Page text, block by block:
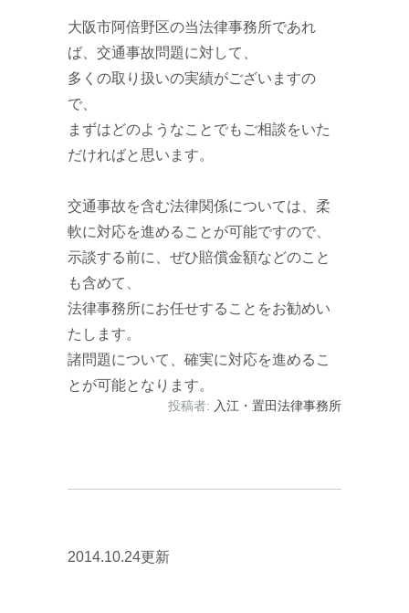
大阪市阿倍野区の当法律事務所であれ
ば、交通事故問題に対して、
多くの取り扱いの実績がございますの
で、
まずはどのようなことでもご相談をいた
だければと思います。
交通事故を含む法律関係については、柔
軟に対応を進めることが可能ですので、
示談する前に、ぜひ賠償金額などのこと
も含めて、
法律事務所にお任せすることをお勧めい
たします。
諸問題について、確実に対応を進めるこ
とが可能となります。
投稿者: 入江・置田法律事務所
2014.10.24更新